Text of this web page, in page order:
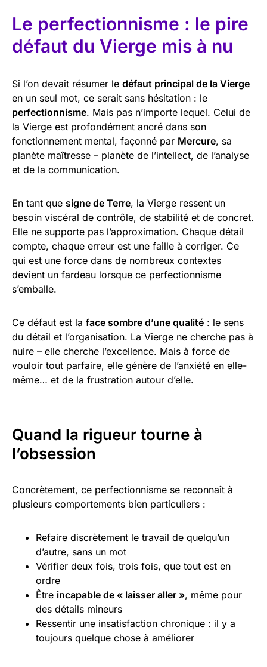
Le perfectionnisme : le pire
défaut du Vierge mis à nu
Si l’on devait résumer le défaut principal de la Vierge
en un seul mot, ce serait sans hésitation : le
perfectionnisme. Mais pas n’importe lequel. Celui de
la Vierge est profondément ancré dans son
fonctionnement mental, façonné par Mercure, sa
planète maîtresse – planète de l’intellect, de l’analyse
et de la communication.
En tant que signe de Terre, la Vierge ressent un
besoin viscéral de contrôle, de stabilité et de concret.
Elle ne supporte pas l’approximation. Chaque détail
compte, chaque erreur est une faille à corriger. Ce
qui est une force dans de nombreux contextes
devient un fardeau lorsque ce perfectionnisme
s’emballe.
Ce défaut est la face sombre d’une qualité : le sens
du détail et l’organisation. La Vierge ne cherche pas à
nuire – elle cherche l’excellence. Mais à force de
vouloir tout parfaire, elle génère de l’anxiété en elle-
même… et de la frustration autour d’elle.
Quand la rigueur tourne à
l’obsession
Concrètement, ce perfectionnisme se reconnaît à
plusieurs comportements bien particuliers :
Refaire discrètement le travail de quelqu’un
d’autre, sans un mot
Vérifier deux fois, trois fois, que tout est en
ordre
Être incapable de « laisser aller », même pour
des détails mineurs
Ressentir une insatisfaction chronique : il y a
toujours quelque chose à améliorer